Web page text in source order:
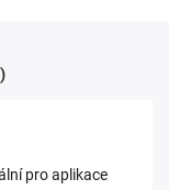
pro aplikace